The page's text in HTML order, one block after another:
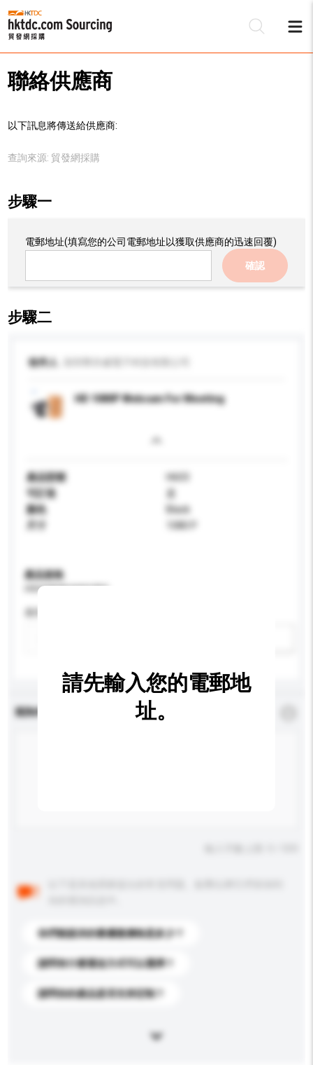
聯絡供應商
以下訊息將傳送給供應商:
查詢來源: 貿發網採購
步驟一
電郵地址(填寫您的公司電郵地址以獲取供應商的迅速回覆)
確認
步驟二
收件人
HD 1080P Webcam For Meeting
產品型號
H603
可訂造
是
顏色
Black
1080 P
產品規格
請提供您對產品的特定要求。
查詢內容
你們能提供的最優惠價格是多少？
請問有什麼運送方式可以選擇？
請問你的產品是否支持定制？
請先輸入您的電郵地
址。